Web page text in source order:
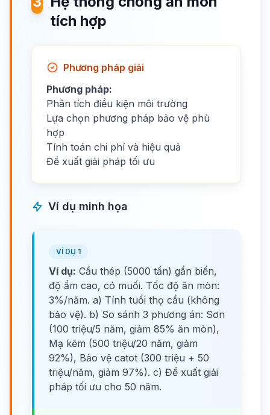
tích hợp
Phương pháp giải
Phương pháp:
Phân tích điều kiện môi trường
Lựa chọn phương pháp bảo vệ phù
hợp
Tính toán chi phí và hiệu quả
Đề xuất giải pháp tối ưu
Ví dụ minh họa
VÍ DỤ 1
Ví dụ: Cầu thép (5000 tấn) gần biển,
độ ẩm cao, có muối. Tốc độ ăn mòn:
3%/năm. a) Tính tuổi thọ cầu (không
bảo vệ). b) So sánh 3 phương án: Sơn
(100 triệu/5 năm, giảm 85% ăn mòn),
Mạ kẽm (500 triệu/20 năm, giảm
92%), Bảo vệ catot (300 triệu + 50
triệu/năm, giảm 97%). c) Đề xuất giải
pháp tối ưu cho 50 năm.